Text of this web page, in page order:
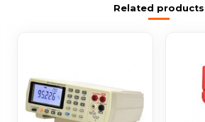
Related products